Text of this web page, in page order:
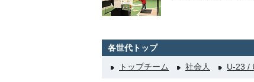
各世代トップ
トップチーム
社会人 U-23 /